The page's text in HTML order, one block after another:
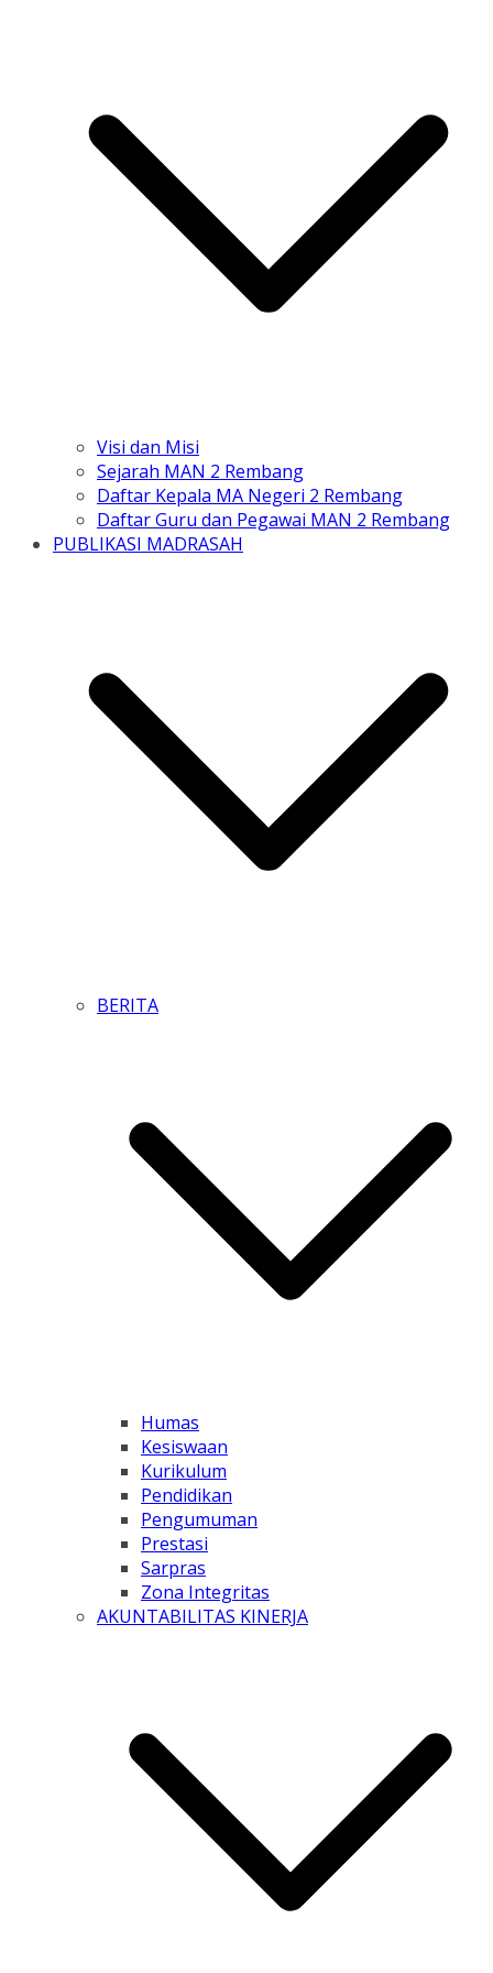
Visi dan Misi
Sejarah MAN 2 Rembang
Daftar Kepala MA Negeri 2 Rembang
Daftar Guru dan Pegawai MAN 2 Rembang
PUBLIKASI MADRASAH
BERITA
Humas
Kesiswaan
Kurikulum
Pendidikan
Pengumuman
Prestasi
Sarpras
Zona Integritas
AKUNTABILITAS KINERJA